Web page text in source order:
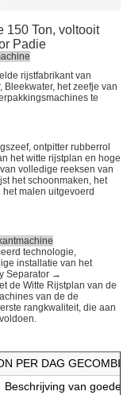
150 Ton, voltooit
Padie
rijstfabrikant van
Bleekwater, het zeefje van
te
ontpitter rubberrol
het witte rijstplan en hoge
volledige reeksen van
het schoonmaken, het
malen uitgevoerd
technologie,
installatie van het
Separator →
de Witte Rijstplan van de
van de de
rangkwaliteit, die aan
PER DAG
Beschrijving van